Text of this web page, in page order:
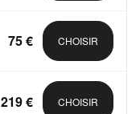
75 € CHOISIR
219 € CHOISIR